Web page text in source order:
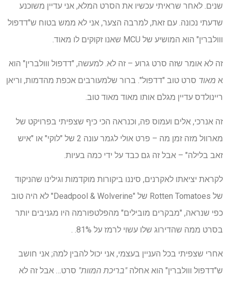
שנים. לאחר שראיתי עכשיו את הסרט המלא, אני עדיין משוכנע
שדעתי נכונה. עם זאת, למרבה הצער, אני לא ממש בטוח ש"דדפול
ווולברין" הוא המושיע של MCU שאנו זקוקים לו מאוד.
זה לא אומר שזה סרט גרוע – זה לא. למעשה, "דדפול ווולברין" הוא
א מאוד סרט טוב "דדפול". ברור שלמעורבים אכפת מהדמות, וריאן
ריינולדס עדיין מגלם אותו מאוד מאוד טוב.
זה אנרכי, אלים ועמוס פה, וכנראה הכי כיף שצפיתי בפרויקט של
מארוול מזה זמן מה – פרט אולי לגמר עונה 2 של "לוקי" או "איש
זאב בלילה" – אבל זה גם כבד על ידי כמה בעיות.
לקראת יציאתו לאקרנים, סיננו ביקורות מוקדמות וגילינו שהניקוד
של Rotten Tomatoes של "Deadpool & Wolverine" לא היה טוב
כפי שנראה, "מבקרים מובילים" מהפלטפורמה היו מגניבים יותר
בסרט ממה שהדירוג שלו עשוי לרמז על 81%. .
אחרי שצפיתי בכל העניין בעצמי, אני יכול להבין למה; אני חושב
ש"דדפול ווולברין" הוא אחלה"בריכת המוות" סרט… אבל זה לא